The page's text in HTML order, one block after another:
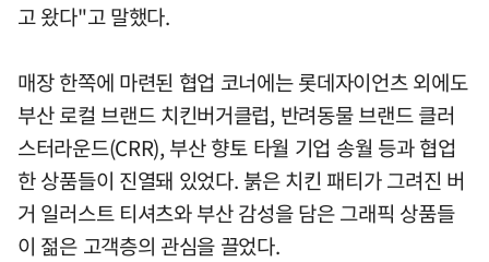
고 왔다"고 말했다.
매장 한쪽에 마련된 협업 코너에는 롯데자이언츠 외에도
부산 로컬 브랜드 치킨버거클럽, 반려동물 브랜드 클러
스터라운드(CRR), 부산 향토 타월 기업 송월 등과 협업
한 상품들이 진열돼 있었다. 붉은 치킨 패티가 그려진 버
거 일러스트 티셔츠와 부산 감성을 담은 그래픽 상품들
이 젊은 고객층의 관심을 끌었다.